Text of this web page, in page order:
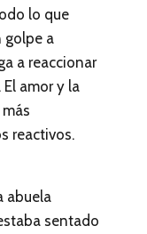
lo que
golpe a
a reaccionar
amor y la
reactivos.
abuela
sentado